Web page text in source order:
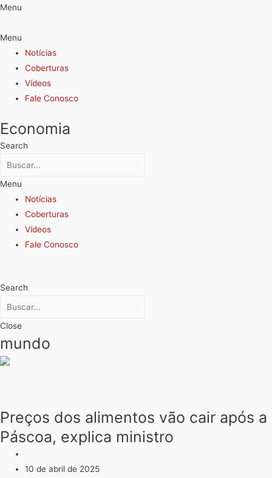
Menu
Menu
Notícias
Coberturas
Vídeos
Fale Conosco
Economia
Search
Menu
Notícias
Coberturas
Vídeos
Fale Conosco
Search
Close
mundo
Preços dos alimentos vão cair após a
Páscoa, explica ministro
10 de abril de 2025